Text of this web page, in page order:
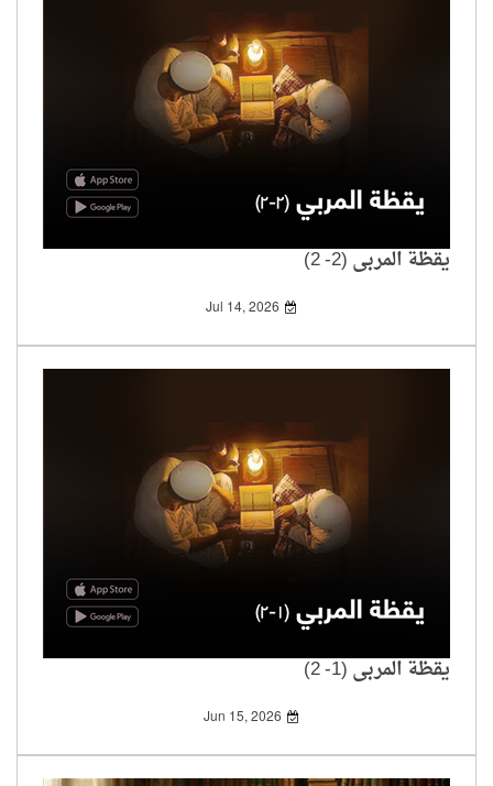
يقظة المربي (2- 2)
Jul 14, 2026
يقظة المربي (1- 2)
Jun 15, 2026